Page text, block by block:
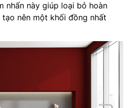
nhấn này giúp loại bỏ hoàn
nên một khối đồng nhất